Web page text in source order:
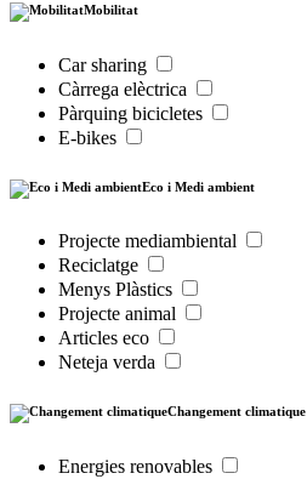
Mobilitat
Car sharing
Càrrega elèctrica
Pàrquing bicicletes
E-bikes
Eco i Medi ambient
Projecte mediambiental
Reciclatge
Menys Plàstics
Projecte animal
Articles eco
Neteja verda
Changement climatique
Energies renovables